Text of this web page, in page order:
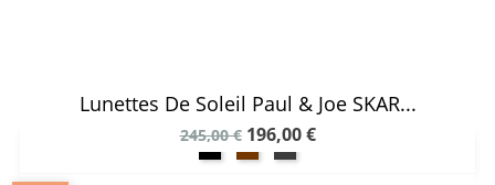
Lunettes De Soleil Paul & Joe SKAR...
245,00 € 196,00 €